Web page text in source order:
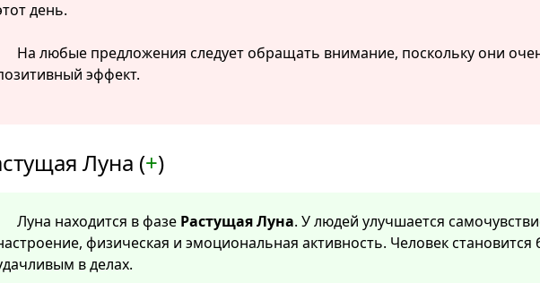
день.
На любые предложения следует обращать внимание, поскольку они
эффект.
Луна (+)
Луна находится в фазе Растущая Луна. У людей улучшается
физическая и эмоциональная активность. Человек
в делах.